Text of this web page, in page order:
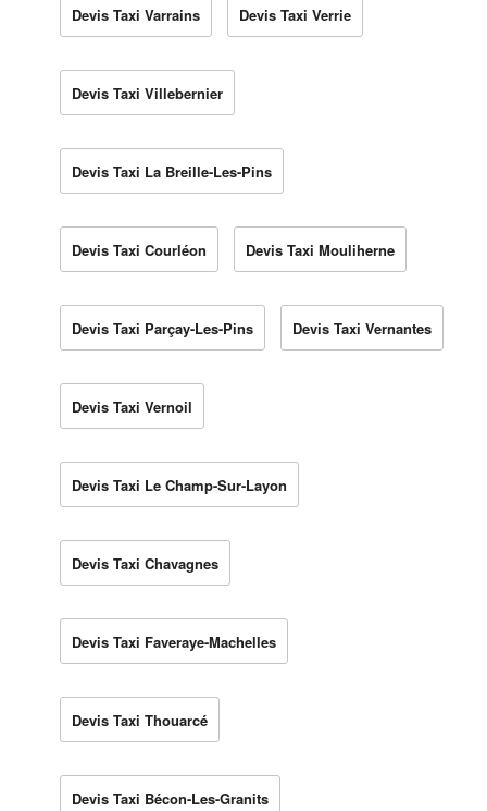
Devis Taxi Varrains Devis Taxi Verrie
Devis Taxi Villebernier
Devis Taxi La Breille-Les-Pins
Devis Taxi Courléon Devis Taxi Mouliherne
Devis Taxi Parçay-Les-Pins Devis Taxi Vernantes
Devis Taxi Vernoil
Devis Taxi Le Champ-Sur-Layon
Devis Taxi Chavagnes
Devis Taxi Faveraye-Machelles
Devis Taxi Thouarcé
Devis Taxi Bécon-Les-Granits